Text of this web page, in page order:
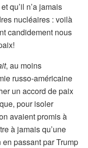
qu’il n’a jamais
nucléaires : voilà
candidement nous
, au moins
russo-américaine
un accord de paix
pour isoler
avaient promis à
à jamais qu’une
passant par Trump